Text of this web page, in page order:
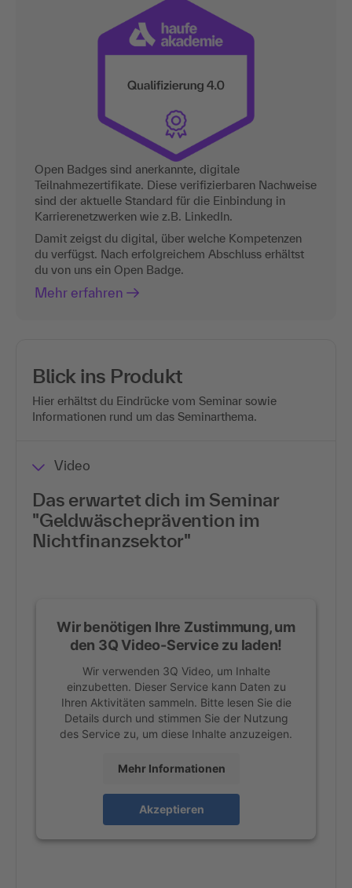
Open Badges sind anerkannte, digitale
Teilnahmezertifikate. Diese verifizierbaren Nachweise
sind der aktuelle Standard für die Einbindung in
Karrierenetzwerken wie z.B. LinkedIn.
Damit zeigst du digital, über welche Kompetenzen
du verfügst. Nach erfolgreichem Abschluss erhältst
du von uns ein Open Badge.
Mehr erfahren
Blick ins Produkt
Hier erhältst du Eindrücke vom Seminar sowie
Informationen rund um das Seminarthema.
Video
Das erwartet dich im Seminar
"Geldwäscheprävention im
Nichtfinanzsektor"
Wir benötigen Ihre Zustimmung, um
den 3Q Video-Service zu laden!
Wir verwenden 3Q Video, um Inhalte
einzubetten. Dieser Service kann Daten zu
Ihren Aktivitäten sammeln. Bitte lesen Sie die
Details durch und stimmen Sie der Nutzung
des Service zu, um diese Inhalte anzuzeigen.
Mehr Informationen
Akzeptieren